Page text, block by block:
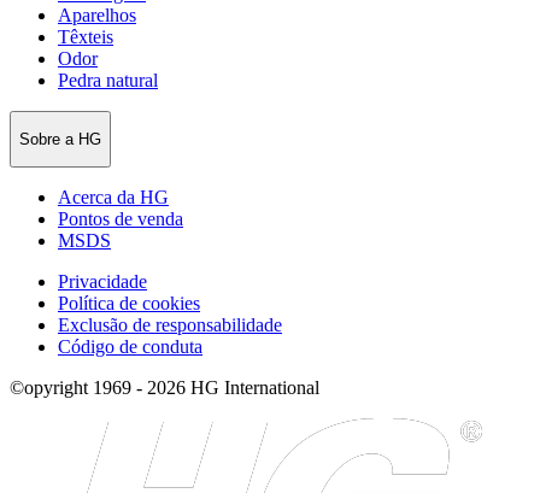
Aparelhos
Têxteis
Odor
Pedra natural
Sobre a HG
Acerca da HG
Pontos de venda
MSDS
Privacidade
Política de cookies
Exclusão de responsabilidade
Código de conduta
©opyright 1969 - 2026 HG International